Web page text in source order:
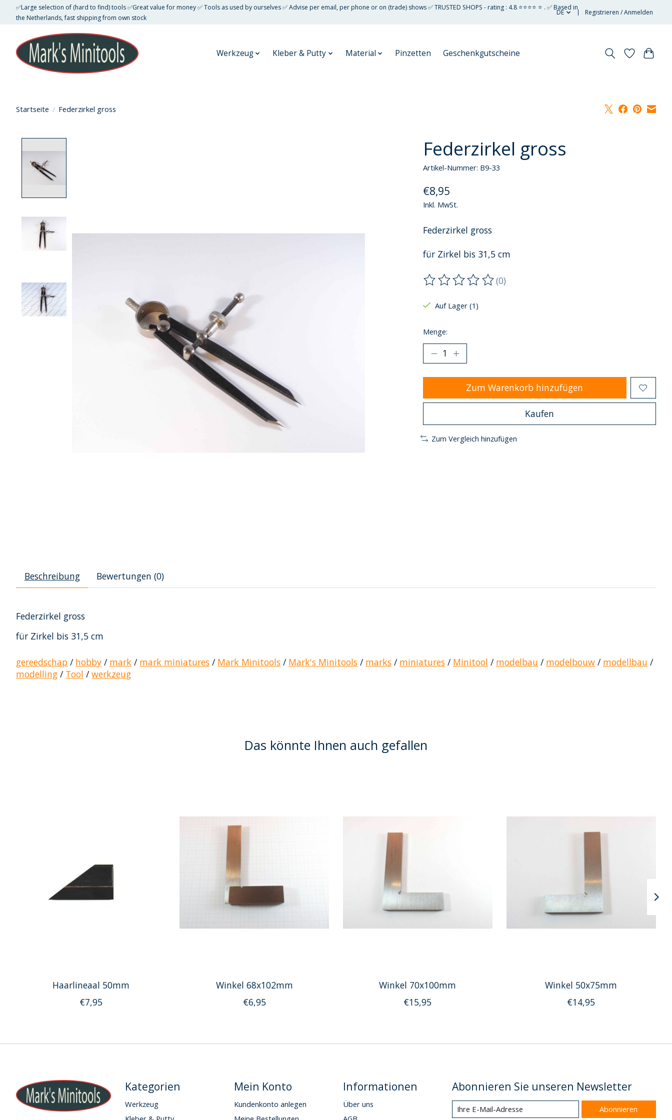
✅Large selection of (hard to find) tools ✅Great value for money ✅ Tools as used by ourselves ✅ Advise per email, per phone or on (trade) shows ✅ TRUSTED SHOPS - rating : 4.8 ⭐⭐⭐⭐ ⭐ . ✅ Based in
the Netherlands, fast shipping from own stock
DE Registrieren / Anmelden
Werkzeug Kleber & Putty Material Pinzetten Geschenkgutscheine
Startseite / Federzirkel gross
Federzirkel gross
Artikel-Nummer: B9-33
€8,95
Inkl. MwSt.
Federzirkel gross
für Zirkel bis 31,5 cm
Die Bewertung dieses Produkts ist
(0)
Auf Lager (1)
Menge:
Zum Warenkorb hinzufügen
Kaufen
Zum Vergleich hinzufügen
Beschreibung Bewertungen (0)
Federzirkel gross
für Zirkel bis 31,5 cm
gereedschap / hobby / mark / mark miniatures / Mark Minitools / Mark's Minitools / marks / miniatures / Minitool / modelbau / modelbouw / modellbau /
modelling / Tool /werkzeug
Das könnte Ihnen auch gefallen
Haarlineaal 50mm
€7,95
Winkel 68x102mm
€6,95
Winkel 70x100mm
€15,95
Winkel 50x75mm
€14,95
Kategorien
Werkzeug
Mein Konto
Kundenkonto anlegen
Informationen
Über uns
Abonnieren Sie unseren Newsletter
Abonnieren